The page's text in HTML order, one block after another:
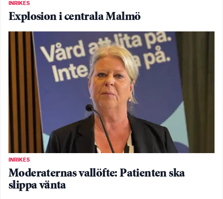
INRIKES
Explosion i centrala Malmö
INRIKES
Moderaternas vallöfte: Patienten ska
slippa vänta